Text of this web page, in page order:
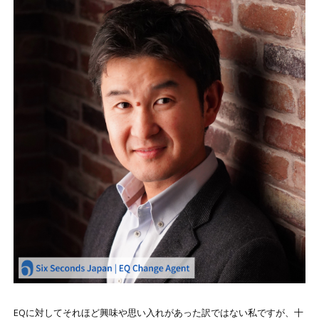
EQに対してそれほど興味や思い入れがあった訳ではない私ですが、十